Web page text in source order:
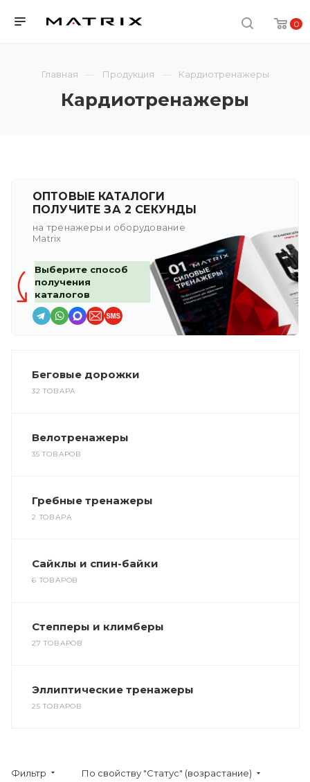
0
Главная Продукция Кардиотренажеры
Кардиотренажеры
ОПТОВЫЕ КАТАЛОГИ
ПОЛУЧИТЕ ЗА 2 СЕКУНДЫ
на тренажеры и оборудование
Matrix
Выберите способ
получения
каталогов
Беговые дорожки
32 ТОВАРА
Велотренажеры
35 ТОВАРОВ
Гребные тренажеры
2 ТОВАРА
Сайклы и спин-байки
6 ТОВАРОВ
Степперы и климберы
27 ТОВАРОВ
Эллиптические тренажеры
25 ТОВАРОВ
Фильтр По свойству "Статус" (возрастание)